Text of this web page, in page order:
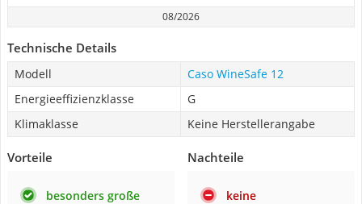
08/2026
Technische Details
Modell
Caso WineSafe 12
Energieeffizienzklasse
G
Klimaklasse
Keine Herstellerangabe
Vorteile
besonders große
Nachteile
keine